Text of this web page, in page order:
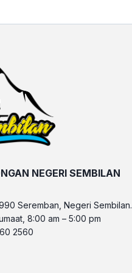
NEGERI SEMBILAN
Seremban, Negeri Sembilan.
8:00 am – 5:00 pm
2560